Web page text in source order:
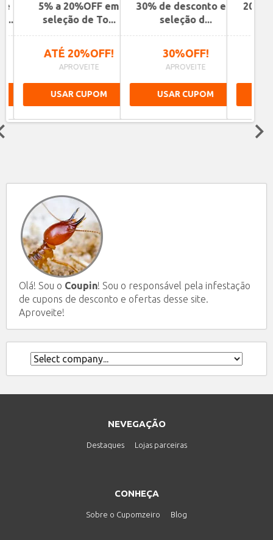
5% a 20%OFF em
seleção de To...
ATÉ 20%OFF!
APROVEITE
USAR CUPOM
30% de desconto em
seleção d...
30%OFF!
APROVEITE
USAR CUPOM
20%
Olá! Sou o Coupin! Sou o responsável pela infestação
de cupons de desconto e ofertas desse site.
Aproveite!
NEVEGAÇÃO
Destaques Lojas parceiras
CONHEÇA
Sobre o Cupomzeiro Blog